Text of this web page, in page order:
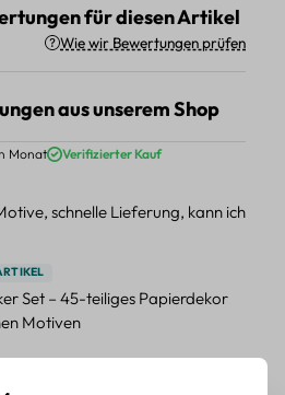
für diesen Artikel
Wie wir Bewertungen prüfen
aus unserem Shop
von 5 von 5 Sternen
Monat Verifizierter Kauf
schnelle Lieferung, kann ich
Set – 45-teiliges Papierdekor
Motiven